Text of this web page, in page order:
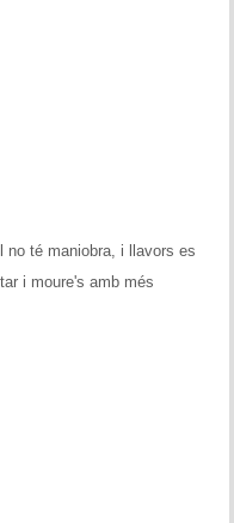
no té maniobra, i llavors es
i moure's amb més